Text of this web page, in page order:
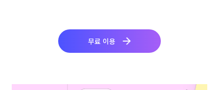
무료 이용